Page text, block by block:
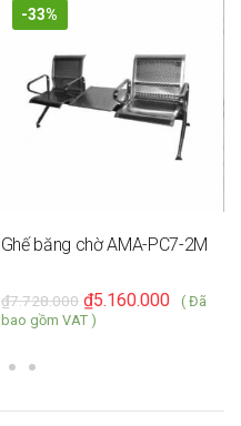
-33%
Ghế băng chờ AMA-PC7-2M
7.728.000
₫ 5.160.000
₫
( Đã
bao gồm VAT )